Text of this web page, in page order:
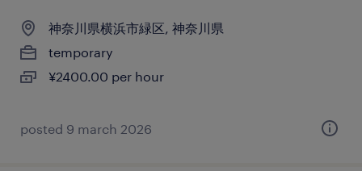
神奈川県横浜市緑区, 神奈川県
temporary
¥2400.00 per hour
posted 9 march 2026